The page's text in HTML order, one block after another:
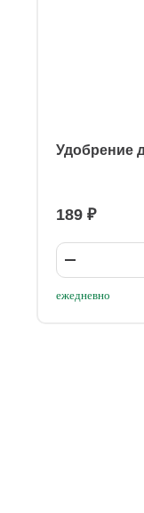
Удобрение
189 ₽
ежедневно